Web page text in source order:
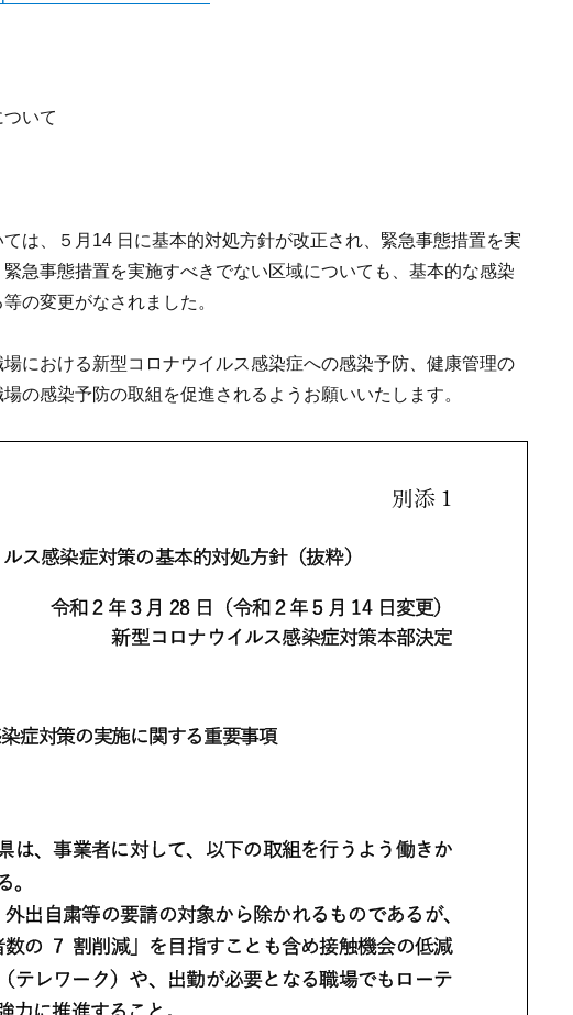
いて
は、５月14 日に基本的対処方針が改正され、緊急事態措置を実
急事態措置を実施すべきでない区域についても、基本的な感染
の変更がなされました。
における新型コロナウイルス感染症への感染予防、健康管理の
の感染予防の取組を促進されるようお願いいたします。